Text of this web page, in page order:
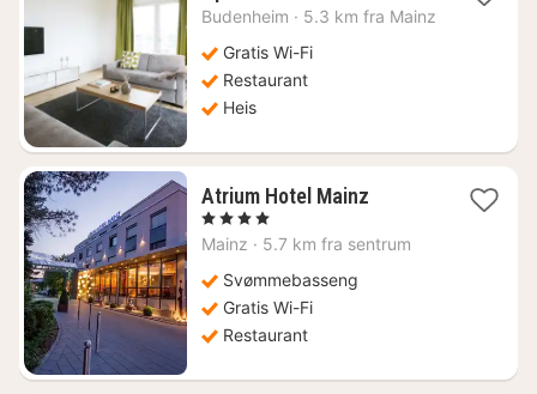
natt
Budenheim · 5.3 km fra Mainz
Gratis Wi-Fi
Restaurant
Heis
Atrium Hotel Mainz1
fra
, 4 Stjerner
Mainz · 5.7 km fra sentrum
Svømmebasseng
Gratis Wi-Fi
Restaurant